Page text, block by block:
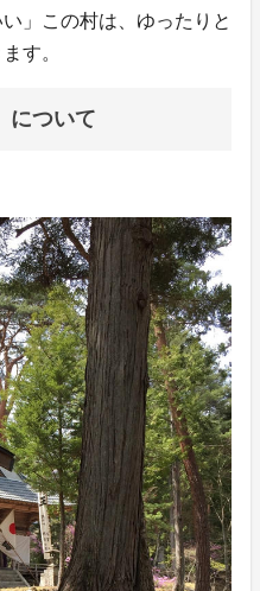
」この村は、ゆったりと
す。
について